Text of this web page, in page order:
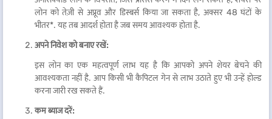
लोन को तेज़ी से अप्रूव और डिस्बर्स किया जा सकता है, अक्सर 48 घंटों के
भीतर*. यह तब आदर्श होता है जब समय आवश्यक होता है.
अपने निवेश को बनाए रखें:
इस लोन का एक महत्वपूर्ण लाभ यह है कि आपको अपने शेयर बेचने की
आवश्यकता नहीं है. आप किसी भी कैपिटल गेन से लाभ उठाते हुए भी उन्हें होल्ड
करना जारी रख सकते हैं.
कम ब्याज दरें: